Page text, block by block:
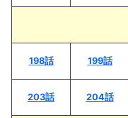
198話 199話
203話 204話